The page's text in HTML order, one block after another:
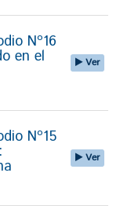
Nº16
en el Ver
Nº15
Ver